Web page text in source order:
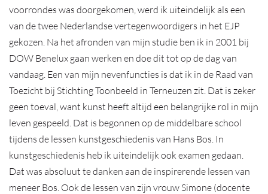
voorrondes was doorgekomen, werd ik uiteindelijk als een
van de twee Nederlandse vertegenwoordigers in het EJP
gekozen. Na het afronden van mijn studie ben ik in 2001 bij
DOW Benelux gaan werken en doe dit tot op de dag van
vandaag. Een van mijn nevenfuncties is dat ik in de Raad van
Toezicht bij Stichting Toonbeeld in Terneuzen zit. Dat is zeker
geen toeval, want kunst heeft altijd een belangrijke rol in mijn
leven gespeeld. Dat is begonnen op de middelbare school
tijdens de lessen kunstgeschiedenis van Hans Bos. In
kunstgeschiedenis heb ik uiteindelijk ook examen gedaan.
Dat was absoluut te danken aan de inspirerende lessen van
meneer Bos. Ook de lessen van zijn vrouw Simone (docente